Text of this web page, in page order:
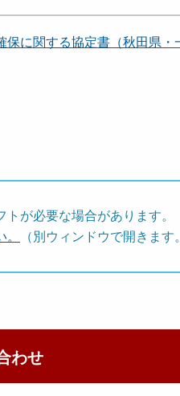
に関する協定書（秋田県
が必要な場合があります。
（別ウィンドウで開きます
わせ